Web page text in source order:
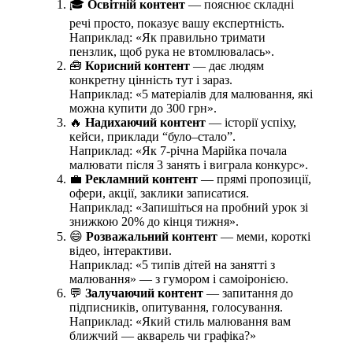
🎓 Освітній контент — пояснює складні
речі просто, показує вашу експертність.
Наприклад: «Як правильно тримати
пензлик, щоб рука не втомлювалась».
🧰 Корисний контент — дає людям
конкретну цінність тут і зараз.
Наприклад: «5 матеріалів для малювання, які
можна купити до 300 грн».
🔥 Надихаючий контент — історії успіху,
кейси, приклади “було–стало”.
Наприклад: «Як 7-річна Марійка почала
малювати після 3 занять і виграла конкурс».
💼 Рекламний контент — прямі пропозиції,
офери, акції, заклики записатися.
Наприклад: «Запишіться на пробний урок зі
знижкою 20% до кінця тижня».
😄 Розважальний контент — меми, короткі
відео, інтерактиви.
Наприклад: «5 типів дітей на занятті з
малювання» — з гумором і самоіронією.
💬 Залучаючий контент — запитання до
підписників, опитування, голосування.
Наприклад: «Який стиль малювання вам
ближчий — акварель чи графіка?»